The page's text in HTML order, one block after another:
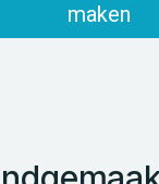
maken